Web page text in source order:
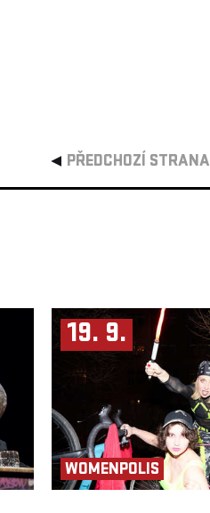
PŘEDCHOZÍ STRANA
19. 9.
WOMENPOLIS